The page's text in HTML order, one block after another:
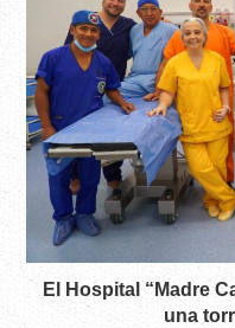
El Hospital “Madre
una